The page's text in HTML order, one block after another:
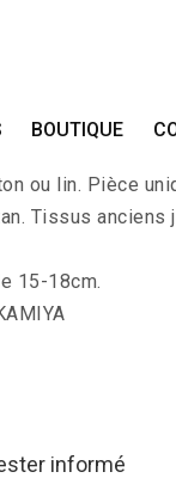
BOUTIQUE
4
ou lin. Pièce
Tissus anciens
15-18cm.
informé